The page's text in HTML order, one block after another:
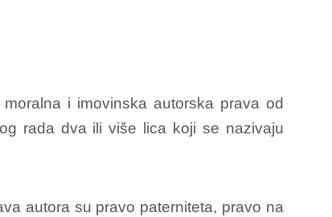
i imovinska autorska prava od
rada dva ili više lica koji se nazivaju
autora su pravo paterniteta, pravo na